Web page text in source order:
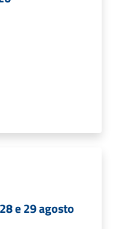
e 29 agosto